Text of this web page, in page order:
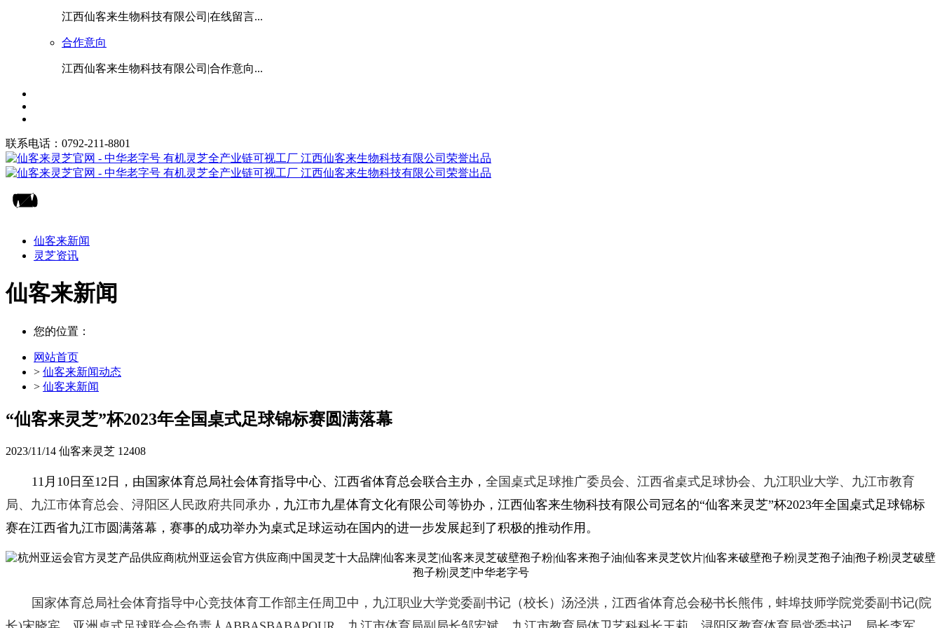
江西仙客来生物科技有限公司|在线留言...
合作意向
江西仙客来生物科技有限公司|合作意向...
联系电话：0792-211-8801
仙客来新闻
灵芝资讯
仙客来新闻
您的位置：
网站首页
> 仙客来新闻动态
> 仙客来新闻
“仙客来灵芝”杯2023年全国桌式足球锦标赛圆满落幕
2023/11/14 仙客来灵芝 12408
11月10日至12日， 由国家体育总局社会体育指导中心、江西省体育总会联合主办， 全国桌式足球推广委员会、江西省桌式足球协会、九江职业大学、九江市教育
局、九江市体育总会、浔阳区人民政府共同承办 ，九江市九星体育文化有限公司等协办，江西仙客来生物科技有限公司冠名的“仙客来灵芝”杯2023年全国桌式足球锦标
赛在江西省九江市圆满落幕，赛事的成功举办为桌式足球运动在国内的进一步发展起到了积极的推动作用。
国家体育总局社会体育指导中心竞技体育工作部主任周卫中，九江职业大学党委副书记（校长）汤泾洪，江西省体育总会秘书长熊伟，蚌埠技师学院党委副书记(院